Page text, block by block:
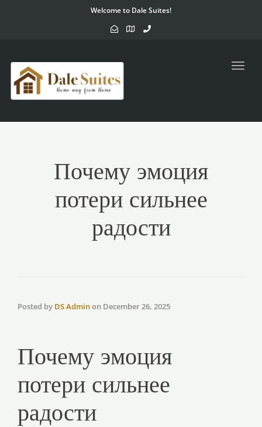
Welcome to Dale Suites!
Почему эмоция
потери сильнее
радости
Posted by DS Adminon December 26, 2025
Почему эмоция
потери сильнее
радости